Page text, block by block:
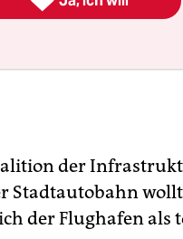
der
Stadtautobahn
der Flughafen als